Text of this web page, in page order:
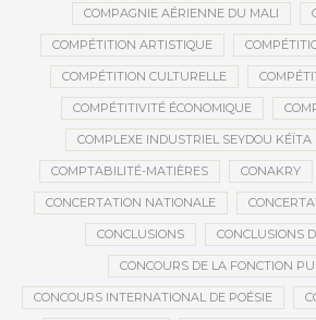
COMPAGNIE AÉRIENNE DU MALI
COMPÉTITION ARTISTIQUE
COMPÉTITION CULTURELLE
COMPÉTITIVITÉ ÉCONOMIQUE
COMPLEXE INDUSTRIEL SEYDOU KÉÏTA
COMPTABILITÉ-MATIÈRES CONAKRY
CONCERTATION NATIONALE
CONCLUSIONS CONCLUSIONS
CONCOURS DE LA FONCTION
CONCOURS INTERNATIONAL DE POÉSIE